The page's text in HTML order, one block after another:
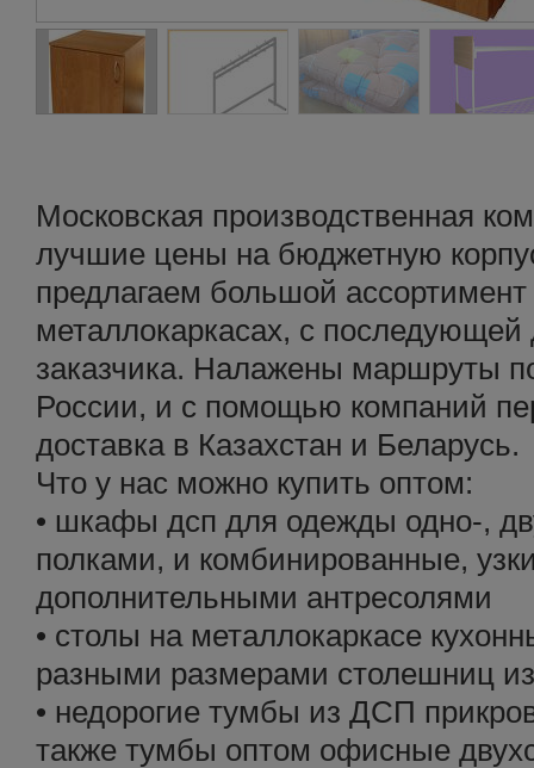
Московская производственная
лучшие цены на бюджетную
предлагаем большой
металлокаркасах, с последующей
заказчика. Налажены маршруты
России, и с помощью компаний
доставка в Казахстан и Беларусь.
Что у нас можно купить оптом:
• шкафы дсп для одежды одно-,
полками, и комбинированные,
дополнительными антресолями
• столы на металлокаркасе
разными размерами столешниц
• недорогие тумбы из ДСП
также тумбы оптом офисные